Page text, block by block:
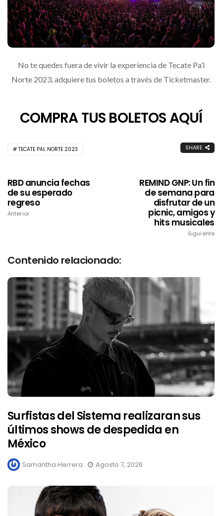
No te quedes fuera de vivir la experiencia de Tecate Pa’l
Norte 2023, adquiere tus boletos a través de Ticketmaster.
COMPRA TUS BOLETOS AQUÍ
TECATE PAL NORTE 2023 SHARE
RBD anuncia fechas
de su esperado
regreso
Anterior
REMIND GNP: Un fin
de semana para
disfrutar de un
picnic, amigos y
hits musicales
Siguiente
Contenido relacionado:
Surfistas del Sistema realizaran sus
últimos shows de despedida en
México
Samantha Herrera Agosto 7, 2026